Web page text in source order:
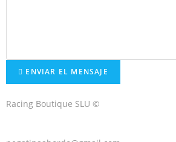
ENVIAR EL MENSAJE
Racing Boutique SLU ©